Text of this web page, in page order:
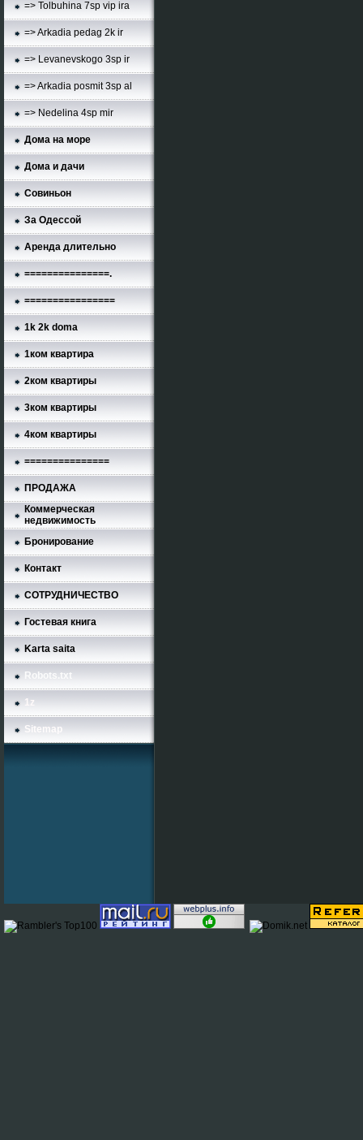
=> Tolbuhina 7sp vip ira
=> Arkadia pedag 2k ir
=> Levanevskogo 3sp ir
=> Arkadia posmit 3sp al
=> Nedelina 4sp mir
Дома на море
Дома и дачи
Совиньон
За Одессой
Аренда длительно
===============.
================
1k 2k doma
1ком квартира
2ком квартиры
3ком квартиры
4ком квартиры
===============
ПРОДАЖА
Коммерческая
недвижимость
Бронирование
Контакт
СОТРУДНИЧЕСТВО
Гостевая книга
Karta saita
Robots.txt
1z
Sitemap